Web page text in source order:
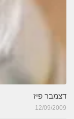
דצמבר פיז
12/09/2009